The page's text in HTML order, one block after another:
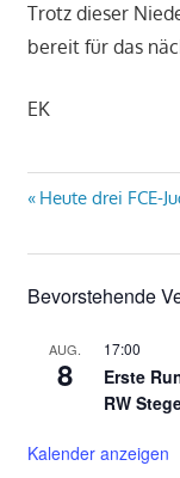
Trotz dieser
bereit für das
EK
Vorheriger
Heute drei FCE-
Bevorstehende
AUG.
8
17:00
Erste
RW
Kalender anzeigen